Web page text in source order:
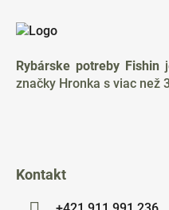
Rybárske potreby Fishin
značky Hronka s viac než
Kontakt